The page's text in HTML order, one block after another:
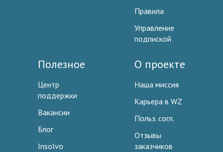
Правила
Управление
подпиской
Полезное
Центр
поддержки
Вакансии
Блог
Insolvo
О проекте
Наша миссия
Карьера в WZ
Польз. согл.
Отзывы
заказчиков